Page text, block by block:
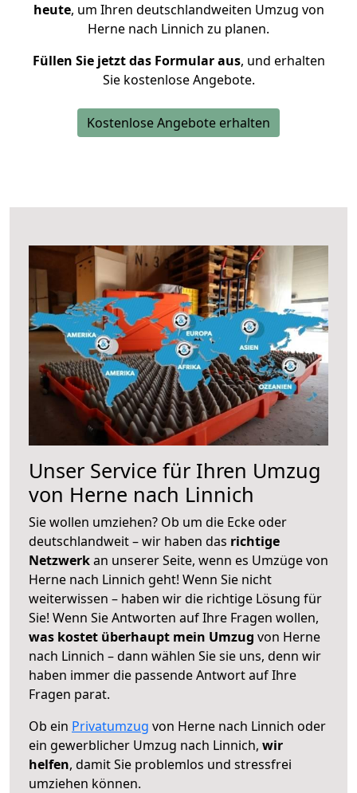
heute, um Ihren deutschlandweiten Umzug von
Herne nach Linnich zu planen.
Füllen Sie jetzt das Formular aus, und erhalten
Sie kostenlose Angebote.
Kostenlose Angebote erhalten
Unser Service für Ihren Umzug
von Herne nach Linnich
Sie wollen umziehen? Ob um die Ecke oder
deutschlandweit – wir haben das richtige
Netzwerkan unserer Seite, wenn es Umzüge von
Herne nach Linnich geht! Wenn Sie nicht
weiterwissen – haben wir die richtige Lösung für
Sie! Wenn Sie Antworten auf Ihre Fragen wollen,
was kostet überhaupt mein Umzug von Herne
nach Linnich – dann wählen Sie sie uns, denn wir
haben immer die passende Antwort auf Ihre
Fragen parat.
Ob ein Privatumzug von Herne nach Linnich oder
ein gewerblicher Umzug nach Linnich, wir
helfen, damit Sie problemlos und stressfrei
umziehen können.